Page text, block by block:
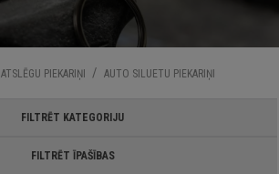
ATSLĒGU PIEKARIŅI / AUTO SILUETU PIEKARIŅI
FILTRĒT KATEGORIJU
FILTRĒT ĪPAŠĪBAS